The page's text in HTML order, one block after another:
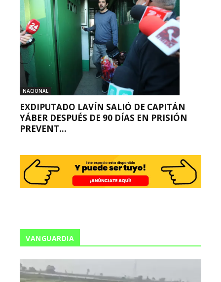
NACIONAL
EXDIPUTADO LAVÍN SALIÓ DE CAPITÁN
YÁBER DESPUÉS DE 90 DÍAS EN PRISIÓN
PREVENT...
VANGUARDIA